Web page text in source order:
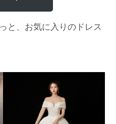
と、お気に入りのドレス